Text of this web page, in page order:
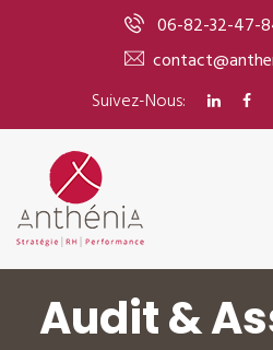
06-82-32-47-
Suivez-Nous:
Audit &